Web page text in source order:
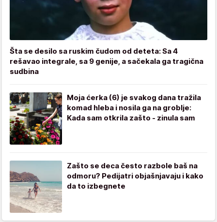
Šta se desilo sa ruskim čudom od deteta: Sa 4
rešavao integrale, sa 9 genije, a sačekala ga tragična
sudbina
Moja ćerka (6) je svakog dana tražila
komad hleba i nosila ga na groblje:
Kada sam otkrila zašto - zinula sam
Zašto se deca često razbole baš na
odmoru? Pedijatri objašnjavaju i kako
da to izbegnete